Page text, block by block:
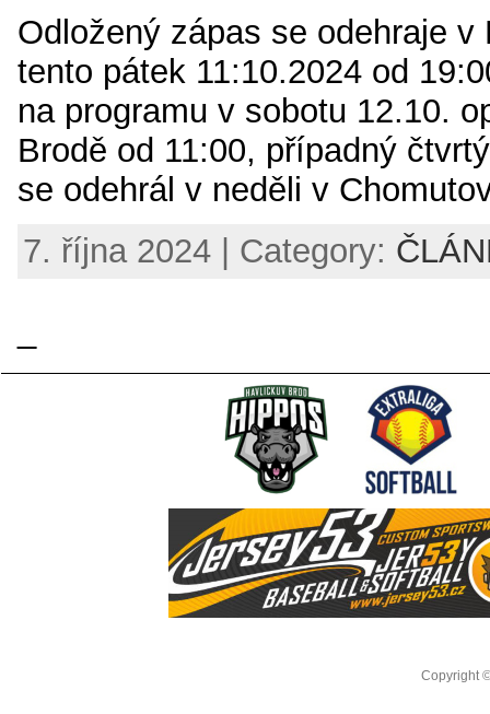
Odložený zápas se odehraje v
tento pátek 11:10.2024 od
na programu v sobotu 12.10.
Brodě od 11:00, případný
se odehrál v neděli v
7. října 2024 | Category:
Copyright